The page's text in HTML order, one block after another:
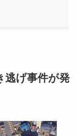
逃げ事件が発